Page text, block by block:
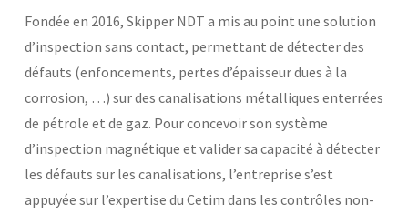
Ingénierie produits / procédés
Conseil et Expertises
Analyse de défaillance
Témoignages Clients
NOS FORMATIONS CETIM ACADEMY®
Thématiques
Briques technologiques
Chaînes de valeur
Qualifiantes / certifiantes
Parcours de spécialisation
A distance
A l'international
NOS LOGICIELS
Logiciels métiers
Logiciels de calcul
Bases de données
APPUI À L’INDUSTRIE
Fondée en 2016, Skipper NDT a mis au point une solution
d’inspection sans contact, permettant de détecter des
défauts (enfoncements, pertes d’épaisseur dues à la
corrosion, …) sur des canalisations métalliques enterrées
de pétrole et de gaz. Pour concevoir son système
d’inspection magnétique et valider sa capacité à détecter
les défauts sur les canalisations, l’entreprise s’est
appuyée sur l’expertise du Cetim dans les contrôles non-